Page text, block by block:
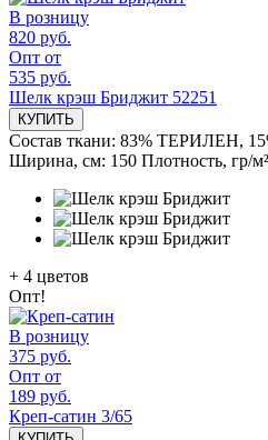
В розницу
820 руб.
Опт от
535 руб.
Шелк крэш Бриджит 52251
КУПИТЬ
Состав ткани: 83% ТЕРИЛЕН,
Ширина, см: 150 Плотность, гр/
+ 4 цветов
Опт!
В розницу
375 руб.
Опт от
189 руб.
Креп-сатин 3/65